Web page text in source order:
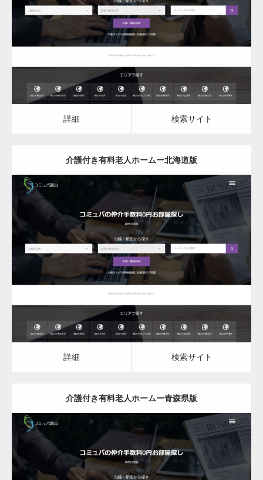
介護付き有料老人ホーム
詳細 検索サイト
詳細 検索サイト
介護付き有料老人ホームー北海道版
更新日： 2023.03.08
介護付き有料老人ホーム
詳細 検索サイト
詳細 検索サイト
介護付き有料老人ホームー青森県版
更新日： 2023.03.08